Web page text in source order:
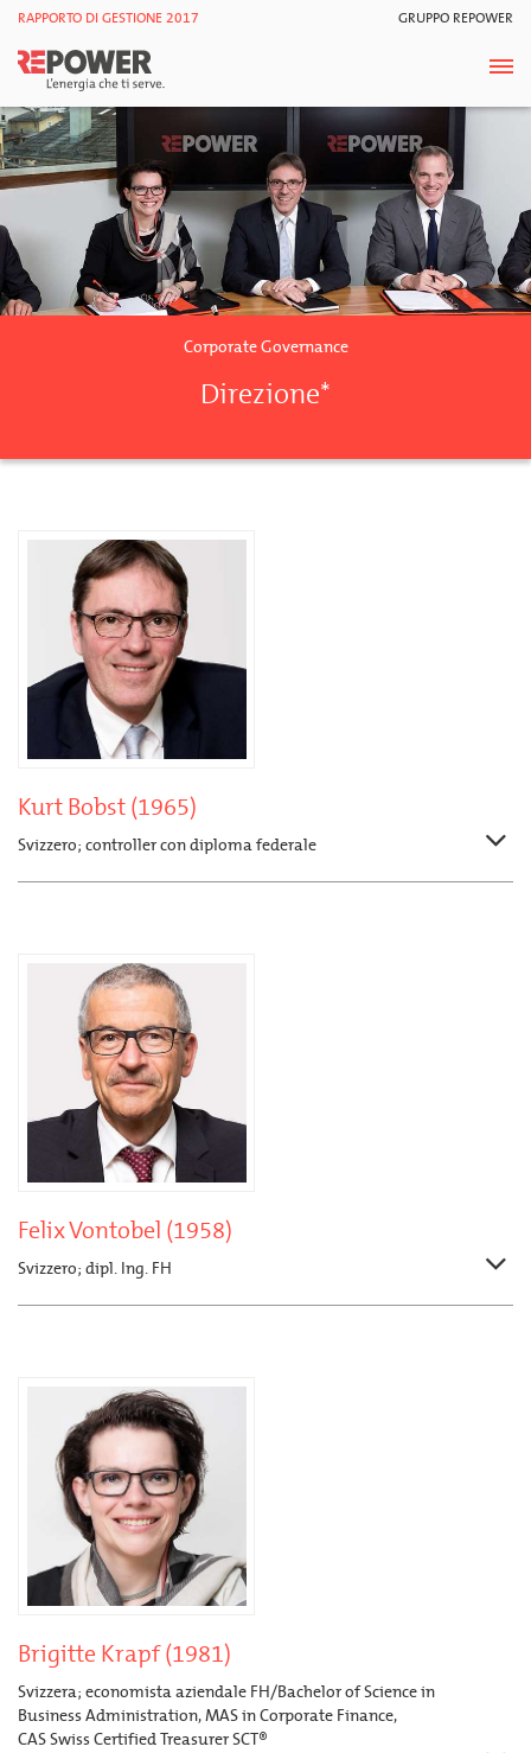
RAPPORTO DI GESTIONE 2017 GRUPPO REPOWER
Corporate Governance
Direzione*
Kurt Bobst (1965)
Svizzero; controller con diploma federale
Felix Vontobel (1958)
Svizzero; dipl. Ing. FH
Brigitte Krapf (1981)
Svizzera; economista aziendale FH/Bachelor of Science in
Business Administration, MAS in Corporate Finance,
CAS Swiss Certified Treasurer SCT®